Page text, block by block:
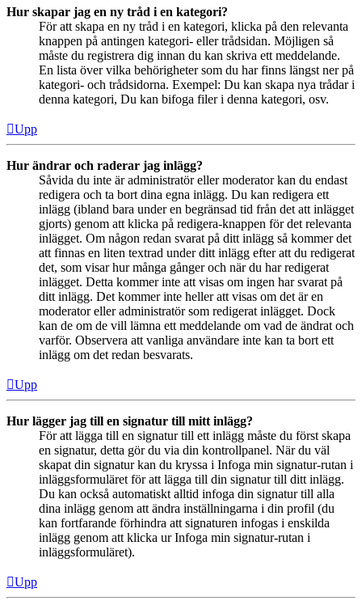
Hur skapar jag en ny tråd i en kategori?
För att skapa en ny tråd i en kategori, klicka på den relevanta
knappen på antingen kategori- eller trådsidan. Möjligen så
måste du registrera dig innan du kan skriva ett meddelande.
En lista över vilka behörigheter som du har finns längst ner på
kategori- och trådsidorna. Exempel: Du kan skapa nya trådar i
denna kategori, Du kan bifoga filer i denna kategori, osv.
Upp
Hur ändrar och raderar jag inlägg?
Såvida du inte är administratör eller moderator kan du endast
redigera och ta bort dina egna inlägg. Du kan redigera ett
inlägg (ibland bara under en begränsad tid från det att inlägget
gjorts) genom att klicka på redigera-knappen för det relevanta
inlägget. Om någon redan svarat på ditt inlägg så kommer det
att finnas en liten textrad under ditt inlägg efter att du redigerat
det, som visar hur många gånger och när du har redigerat
inlägget. Detta kommer inte att visas om ingen har svarat på
ditt inlägg. Det kommer inte heller att visas om det är en
moderator eller administratör som redigerat inlägget. Dock
kan de om de vill lämna ett meddelande om vad de ändrat och
varför. Observera att vanliga användare inte kan ta bort ett
inlägg om det redan besvarats.
Upp
Hur lägger jag till en signatur till mitt inlägg?
För att lägga till en signatur till ett inlägg måste du först skapa
en signatur, detta gör du via din kontrollpanel. När du väl
skapat din signatur kan du kryssa i Infoga min signatur-rutan i
inläggsformuläret för att lägga till din signatur till ditt inlägg.
Du kan också automatiskt alltid infoga din signatur till alla
dina inlägg genom att ändra inställningarna i din profil (du
kan fortfarande förhindra att signaturen infogas i enskilda
inlägg genom att klicka ur Infoga min signatur-rutan i
inläggsformuläret).
Upp